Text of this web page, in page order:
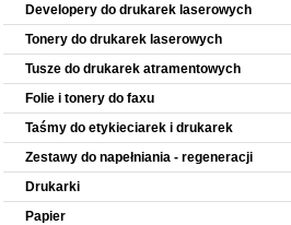
Developery do drukarek laserowych
Tonery do drukarek laserowych
Tusze do drukarek atramentowych
Folie i tonery do faxu
Taśmy do etykieciarek i drukarek
Zestawy do napełniania - regeneracji
Drukarki
Papier